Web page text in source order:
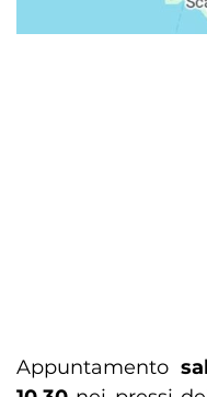
Appuntamento